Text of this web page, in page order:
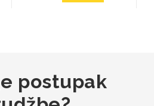
postupak